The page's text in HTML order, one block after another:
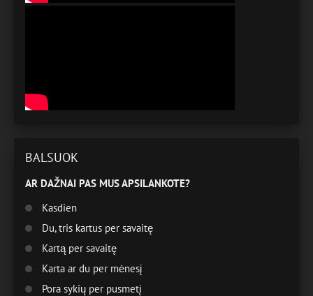
BALSUOK
AR DAŽNAI PAS MUS APSILANKOTE?
Kasdien
Du, tris kartus per savaitę
Kartą per savaitę
Karta ar du per mėnesį
Pora sykių per pusmetį